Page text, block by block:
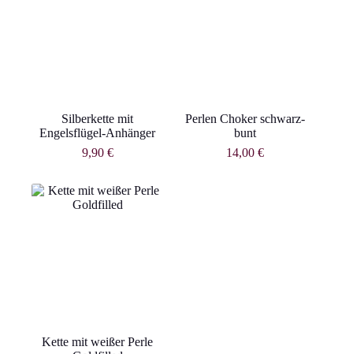
Silberkette mit
Engelsflügel-Anhänger
9,90 €
Perlen Choker schwarz-
bunt
14,00 €
Kette mit weißer Perle